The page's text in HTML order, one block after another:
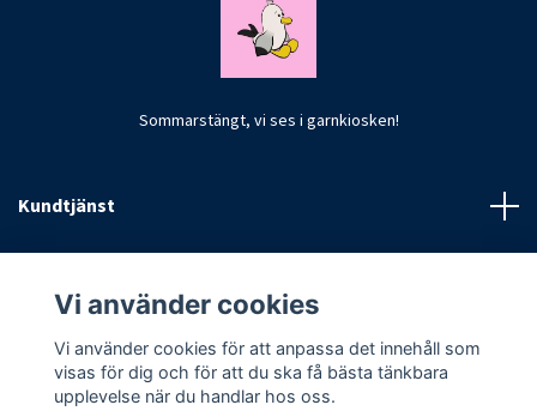
Sommarstängt, vi ses i garnkiosken!
Kundtjänst
Vi använder cookies
Vi använder cookies för att anpassa det innehåll som
visas för dig och för att du ska få bästa tänkbara
upplevelse när du handlar hos oss.